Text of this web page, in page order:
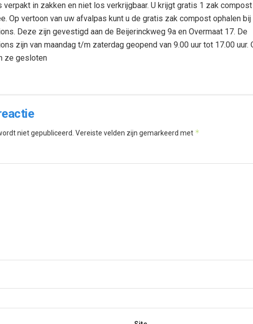
verpakt in zakken en niet los verkrijgbaar. U krijgt gratis 1 zak
Op vertoon van uw afvalpas kunt u de gratis zak compost ophalen bij
Deze zijn gevestigd aan de Beijerinckweg 9a en Overmaat 17. De
zijn van maandag t/m zaterdag geopend van 9.00 uur tot 17.00 uur.
ze gesloten
niet gepubliceerd. Vereiste velden zijn gemarkeerd met *